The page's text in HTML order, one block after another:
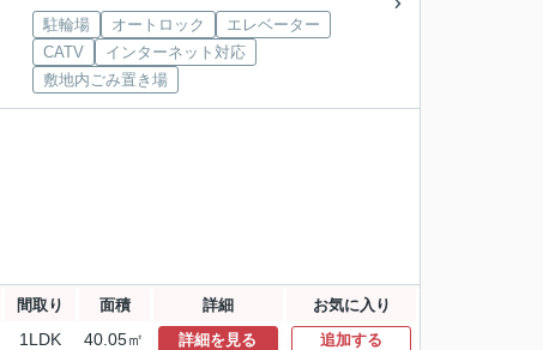
駐輪場 オートロック
エレベーター
CATV
インターネット対応
敷地内ごみ置き場
間取り 面積 詳細 お気に入り
1LDK 40.05㎡ 詳細を見る 追加する